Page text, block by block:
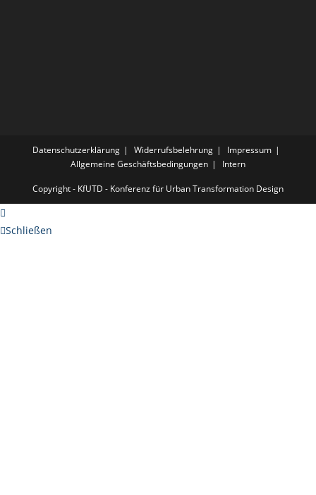
Datenschutzerklärung Widerrufsbelehrung
Impressum
Allgemeine Geschäftsbedingungen
Intern
Copyright - KfUTD - Konferenz für Urban Transformation Design
Schließen